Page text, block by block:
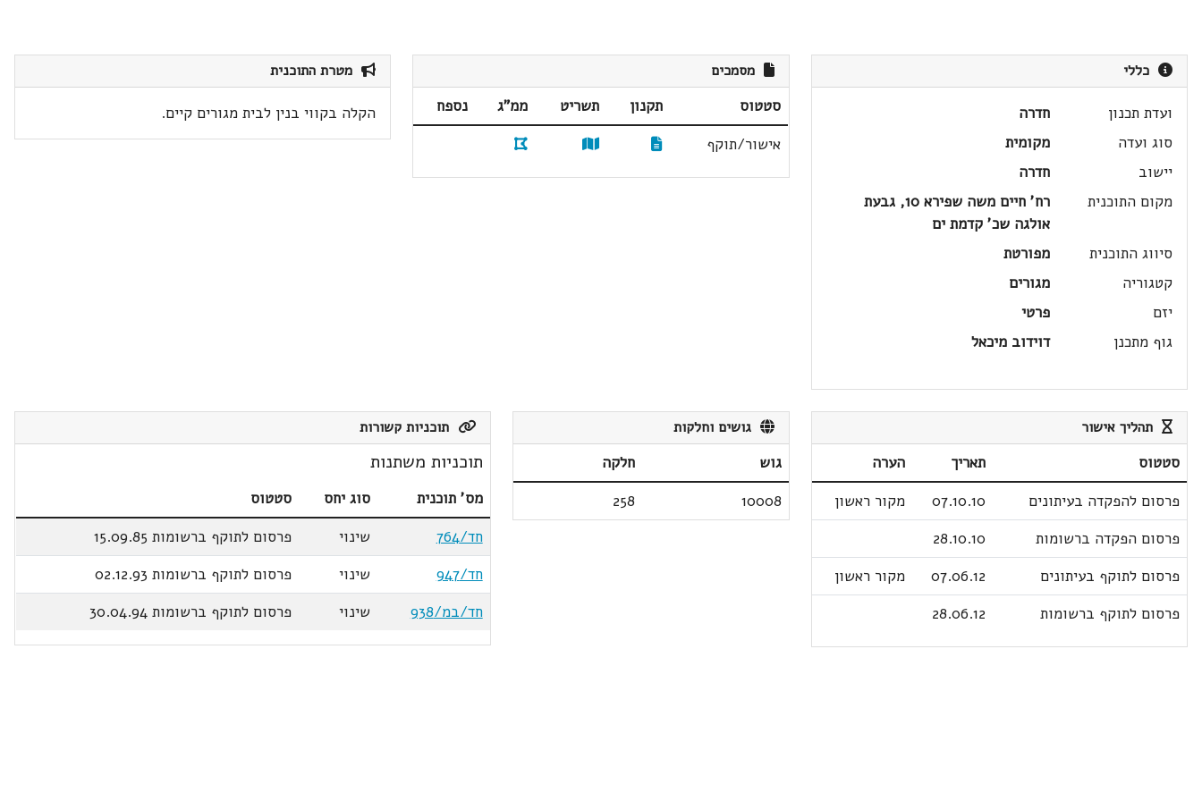
כללי
ועדת תכנון
חדרה
סוג ועדה
מקומית
יישוב
חדרה
מקום התוכנית
רח' חיים משה שפירא 10, גבעת
אולגה שכ' קדמת ים
סיווג התוכנית
מפורטת
קטגוריה
מגורים
יזם
פרטי
גוף מתכנן
דוידוב מיכאל
מסמכים
סטטוס תקנון תשריט ממ"ג
נספח
אישור/תוקף
מטרת התוכנית
הקלה בקווי בנין לבית מגורים קיים.
תהליך אישור
סטטוס תאריך
הערה
פרסום להפקדה בעיתונים
07.10.10
מקור ראשון
פרסום הפקדה ברשומות
28.10.10
פרסום לתוקף בעיתונים
07.06.12
מקור ראשון
פרסום לתוקף ברשומות
28.06.12
גושים וחלקות
גוש
חלקה
10008
258
תוכניות קשורות
תוכניות משתנות
מס' תוכנית סוג יחס
סטטוס
חד/764
שינוי
פרסום לתוקף ברשומות 15.09.85
חד/947
שינוי
פרסום לתוקף ברשומות 02.12.93
חד/במ/938
שינוי פרסום לתוקף ברשומות 30.04.94